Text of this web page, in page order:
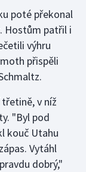
poté překonal
Hostům patřil i
výhru
přispěli
v níž
"Byl pod
kouč Utahu
Vytáhl
dobrý,"